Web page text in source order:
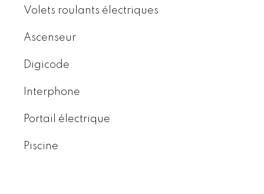
Volets roulants électriques
Ascenseur
Digicode
Interphone
Portail électrique
Piscine